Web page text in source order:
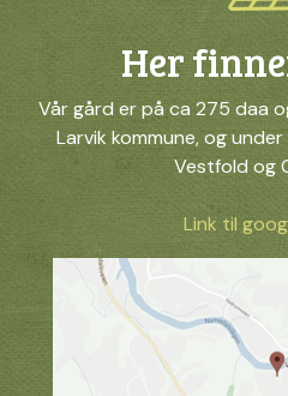
Her
Vår gård er på ca 275 daa
Larvik kommune, og
Vestfold og
Link til